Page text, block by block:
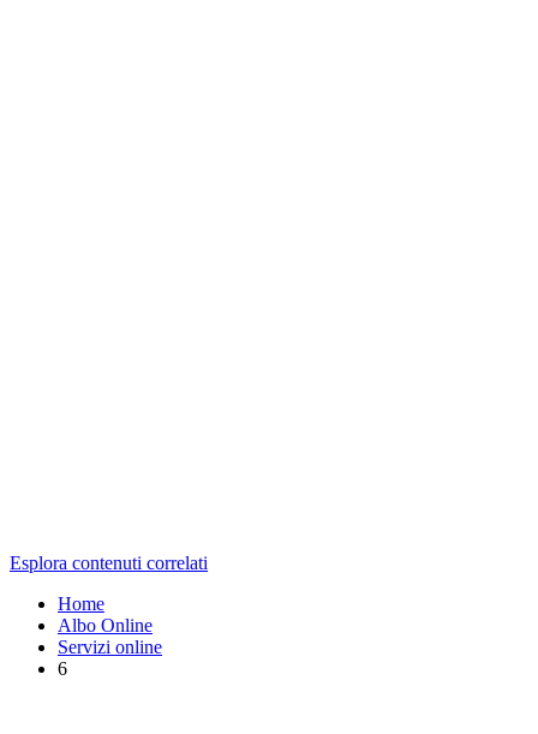
Esplora contenuti correlati
Home
Albo Online
Servizi online
6